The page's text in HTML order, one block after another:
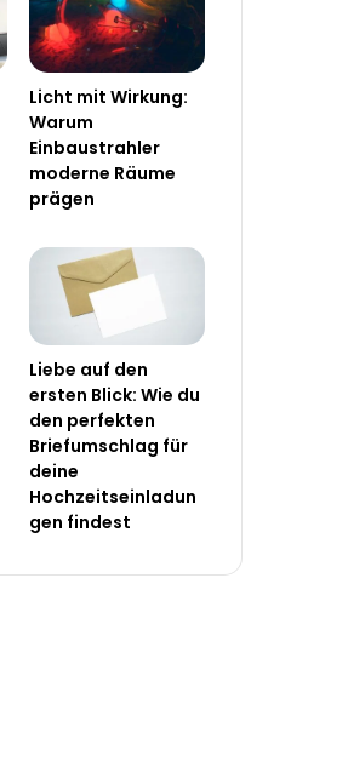
Licht mit Wirkung:
Warum
Einbaustrahler
moderne Räume
prägen
Liebe auf den
ersten Blick: Wie du
den perfekten
Briefumschlag für
deine
Hochzeitseinladun
gen findest